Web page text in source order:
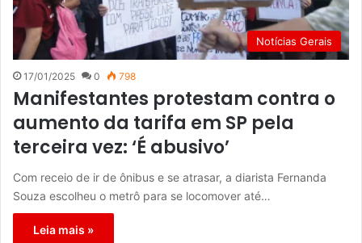
Notícias Gerais
17/01/2025 0 798
Manifestantes protestam contra o
aumento da tarifa em SP pela
terceira vez: ‘É abusivo’
Com receio de ir de ônibus e se atrasar, a diarista Fernanda
Souza escolheu o metrô para se locomover até…
Leia mais »